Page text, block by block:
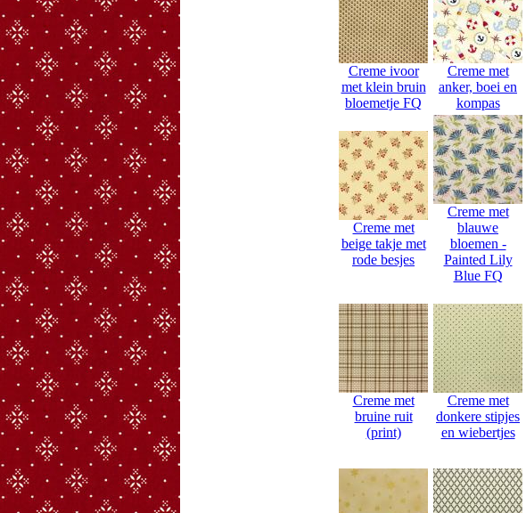
Creme ivoor
met klein bruin
bloemetje FQ
Creme met
anker, boei en
kompas
Creme met
beige takje met
rode besjes
Creme met
blauwe
bloemen -
Painted Lily
Blue FQ
Creme met
bruine ruit
(print)
Creme met
donkere stipjes
en wiebertjes